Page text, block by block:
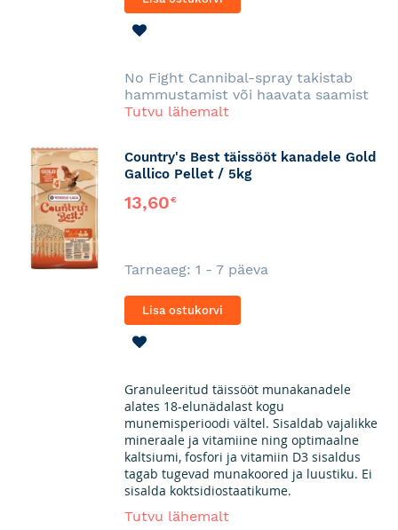
No Fight Cannibal-spray takistab
hammustamist või haavata saamist
Tutvu lähemalt
Country's Best täissööt kanadele Gold
Gallico Pellet / 5kg
13,60€
Tarneaeg: 1 - 7 päeva
Lisa ostukorvi
Granuleeritud täissööt munakanadele
alates 18-elunädalast kogu
munemisperioodi vältel. Sisaldab vajalikke
mineraale ja vitamiine ning optimaalne
kaltsiumi, fosfori ja vitamiin D3 sisaldus
tagab tugevad munakoored ja luustiku. Ei
sisalda koktsidiostaatikume.
Tutvu lähemalt